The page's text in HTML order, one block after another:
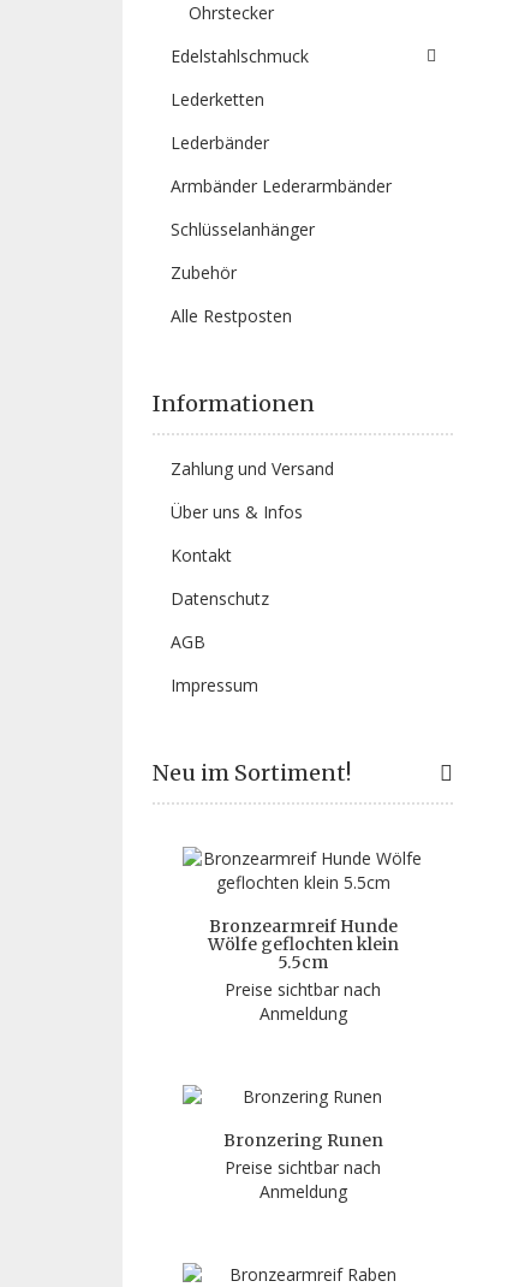
Ohrstecker
Edelstahlschmuck
Lederketten
Lederbänder
Armbänder Lederarmbänder
Schlüsselanhänger
Zubehör
Alle Restposten
Informationen
Zahlung und Versand
Über uns & Infos
Kontakt
Datenschutz
AGB
Impressum
Neu im Sortiment!
Bronzearmreif Hunde
Wölfe geflochten klein
5.5cm
Preise sichtbar nach
Anmeldung
Bronzering Runen
Preise sichtbar nach
Anmeldung